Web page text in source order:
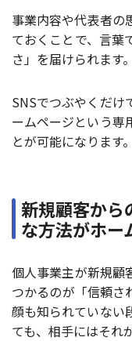
事業内容や代表者の
ておくことで、言葉
さ」を届けられます。
SNSでつぶやくだけ
ームページという専
とが可能になります。
新規顧客から
な方法がホー
個人事業主が新規顧
つかるのが「信頼さ
顔も知られていない
ても、相手にはそれ